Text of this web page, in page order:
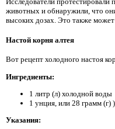
животных и обнаружили, что
высоких дозах. Это также
Настой корня алтея
Вот рецепт холодного настоя
Ингредиенты:
1 литр (л) холодной воды
1 унция, или 28 грамм (г)
Указания: